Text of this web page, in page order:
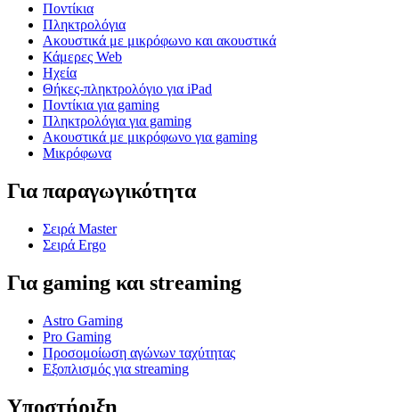
Ποντίκια
Πληκτρολόγια
Ακουστικά με μικρόφωνο και ακουστικά
Κάμερες Web
Ηχεία
Θήκες-πληκτρολόγιο για iPad
Ποντίκια για gaming
Πληκτρολόγια για gaming
Ακουστικά με μικρόφωνο για gaming
Μικρόφωνα
Για παραγωγικότητα
Σειρά Master
Σειρά Ergo
Για gaming και streaming
Astro Gaming
Pro Gaming
Προσομοίωση αγώνων ταχύτητας
Εξοπλισμός για streaming
Υποστήριξη